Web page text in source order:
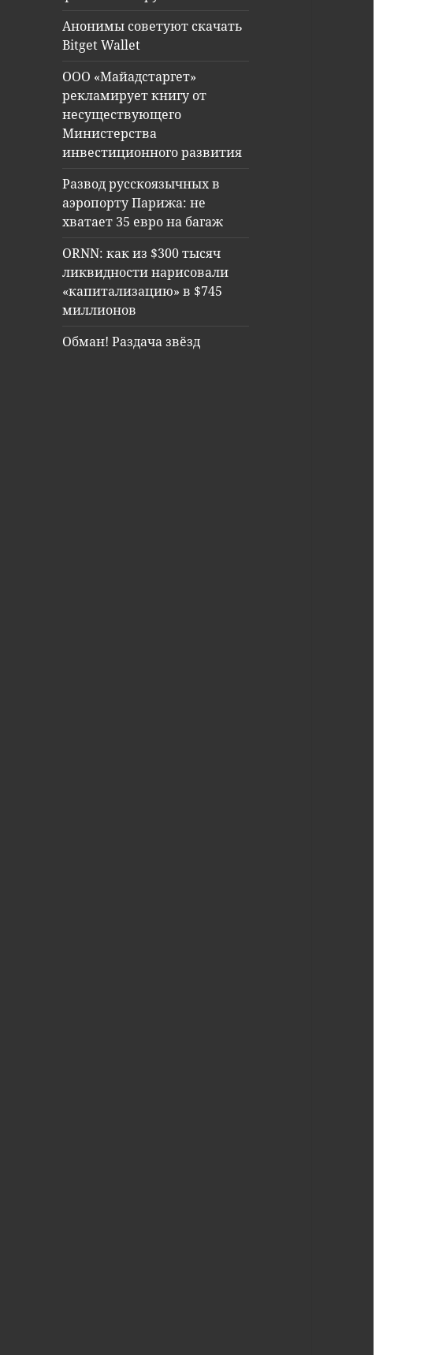
Анонимы советуют скачать
Bitget Wallet
ООО «Майадстаргет»
рекламирует книгу от
несуществующего
Министерства
инвестиционного развития
Развод русскоязычных в
аэропорту Парижа: не
хватает 35 евро на багаж
ORNN: как из $300 тысяч
ликвидности нарисовали
«капитализацию» в $745
миллионов
Обман! Раздача звёзд